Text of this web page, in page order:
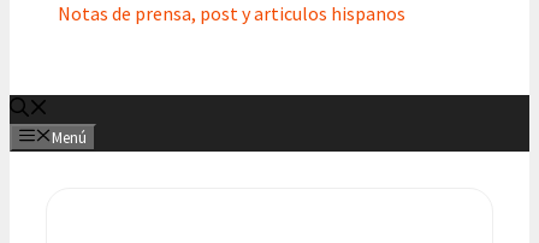
Notas de prensa, post y articulos hispanos
Menú